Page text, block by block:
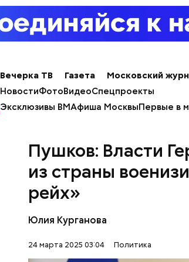
Вечерка ТВ Газета Московский
НовостиФотоВидеоСпецпроекты
Эксклюзивы ВМАфиша МосквыПервые в
Пушков: Власти
из страны
рейх»
Юлия Курганова
24 марта 2025 03:04 Политика
Как Цуркова